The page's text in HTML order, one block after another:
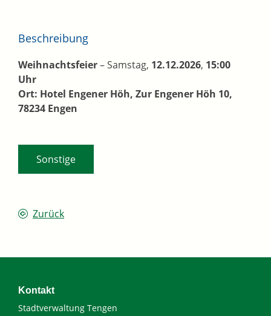
Beschreibung
Weihnachtsfeier– Samstag, 12.12.2026, 15:00
Uhr
Ort: Hotel Engener Höh, Zur Engener Höh 10,
78234 Engen
Sonstige
Zurück
Kontakt
Stadtverwaltung Tengen